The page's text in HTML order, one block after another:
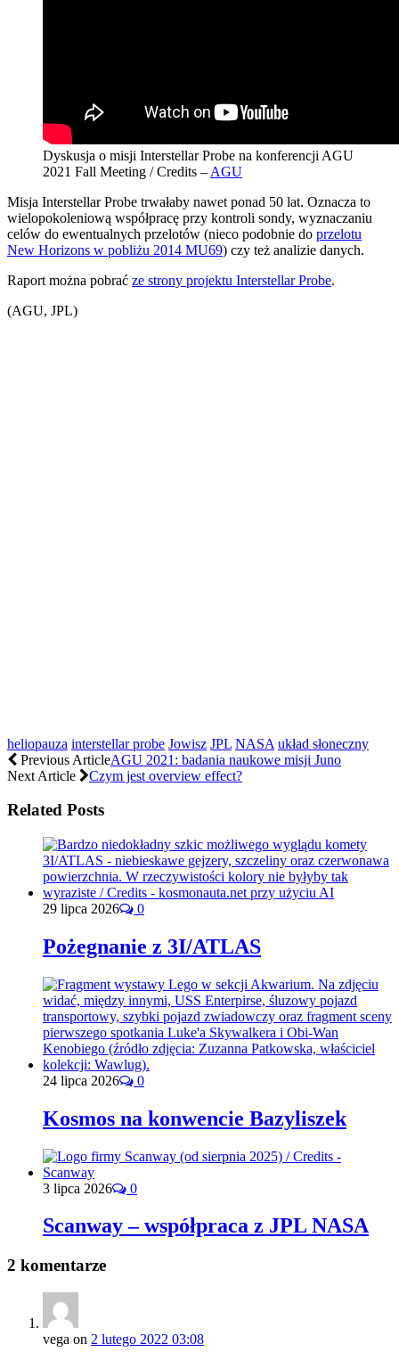
Dyskusja o misji Interstellar Probe na konferencji AGU
2021 Fall Meeting / Credits – AGU
Misja Interstellar Probe trwałaby nawet ponad 50 lat. Oznacza to
wielopokoleniową współpracę przy kontroli sondy, wyznaczaniu
celów do ewentualnych przelotów (nieco podobnie do przelotu
New Horizons w pobliżu 2014 MU69) czy też analizie danych.
Raport można pobrać ze strony projektu Interstellar Probe.
(AGU, JPL)
heliopauza interstellar probe Jowisz JPL NASA układ słoneczny
Previous ArticleAGU 2021: badania naukowe misji Juno
Next Article
Czym jest overview effect?
Related Posts
29 lipca 2026 0
Pożegnanie z 3I/ATLAS
24 lipca 2026 0
Kosmos na konwencie Bazyliszek
3 lipca 2026 0
Scanway – współpraca z JPL NASA
2 komentarze
vega on 2 lutego 2022 03:08